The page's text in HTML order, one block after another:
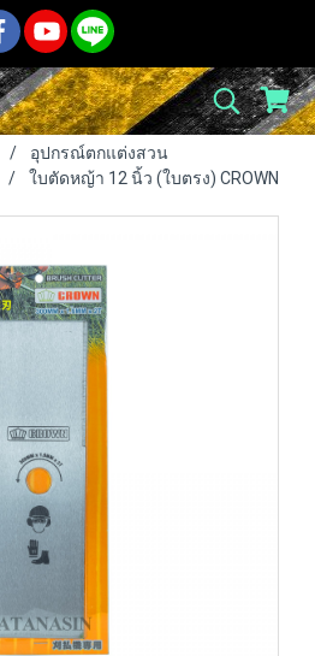
อุปกรณ์ตกแต่งสวน
ใบตัดหญ้า 12 นิ้ว (ใบตรง) CROWN